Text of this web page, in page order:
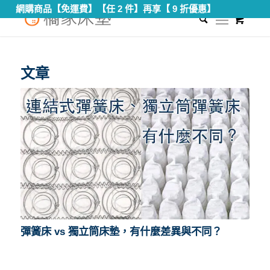
網購商品【免運費】【任 2 件】再享【 9 折優惠】
您現在的位置： 首頁 /
傳統床墊與獨立筒不同
文章
彈簧床 vs 獨立筒床墊，有什麼差異與不同？